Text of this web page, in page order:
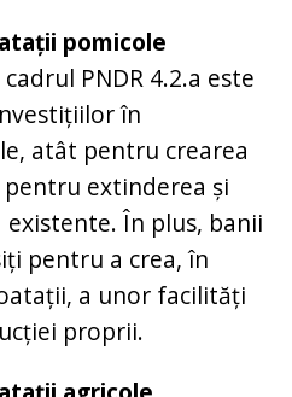
pomicole
PNDR 4.2.a este
în
atât pentru crearea
extinderea și
În plus, banii
pentru a crea, în
a unor facilități
proprii.